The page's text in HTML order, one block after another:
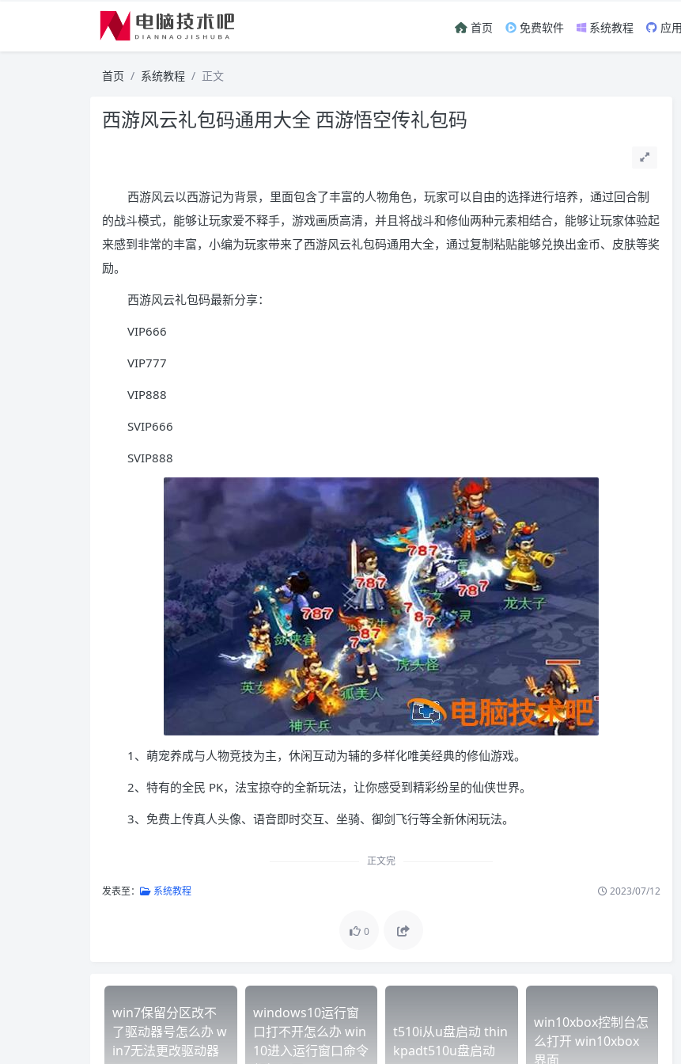
首页 免费软件 系统教程 应
首页 系统教程 正文
西游风云礼包码通用大全 西游悟空传礼包码
西游风云以西游记为背景，里面包含了丰富的人物角色，玩家可以自由的选择进行培养，通过回合制
的战斗模式，能够让玩家爱不释手，游戏画质高清，并且将战斗和修仙两种元素相结合，能够让玩家体验起
来感到非常的丰富，小编为玩家带来了西游风云礼包码通用大全，通过复制粘贴能够兑换出金币、皮肤等奖
励。
西游风云礼包码最新分享：
VIP666
VIP777
VIP888
SVIP666
SVIP888
1、萌宠养成与人物竞技为主，休闲互动为辅的多样化唯美经典的修仙游戏。
2、特有的全民 PK，法宝掠夺的全新玩法，让你感受到精彩纷呈的仙侠世界。
3、免费上传真人头像、语音即时交互、坐骑、御剑飞行等全新休闲玩法。
正文完
发表至： 系统教程 2023/07/12
0
win7保留分区改不
了驱动器号怎么办 w
in7无法更改驱动器
windows10运行窗
口打不开怎么办 win
10进入运行窗口命令
t510i从u盘启动 thin
kpadt510u盘启动
win10xbox控制台怎
么打开 win10xbox
界面